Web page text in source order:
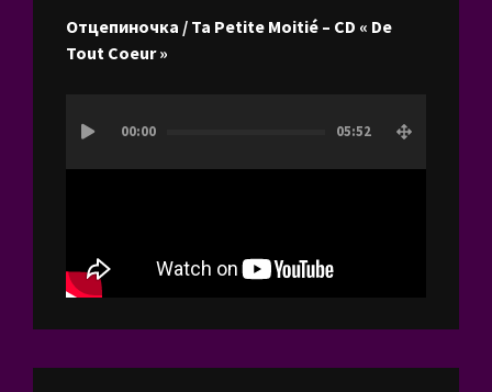
Отцепиночка / Ta Petite Moitié – CD « De
Tout Coeur »
vidéo
00:00 05:52